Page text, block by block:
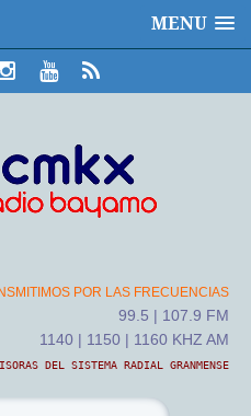
MENU
POR LAS FRECUENCIAS
99.5 | 107.9 FM
1140 | 1150 | 1160 KHZ AM
DEL SISTEMA RADIAL GRANMENSE